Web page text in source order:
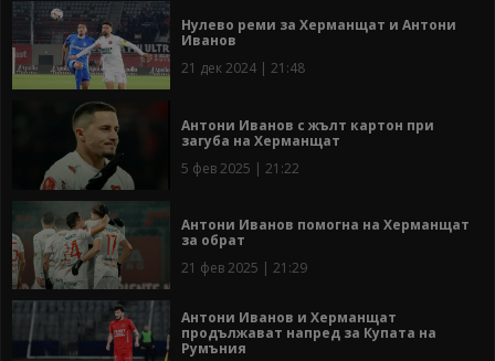
Нулево реми за Херманщат и Антони
Иванов
21 дек 2024 | 21:48
Антони Иванов с жълт картон при
загуба на Херманщат
5 фев 2025 | 21:22
Антони Иванов помогна на Херманщат
за обрат
21 фев 2025 | 21:29
Антони Иванов и Херманщат
продължават напред за Купата на
Румъния